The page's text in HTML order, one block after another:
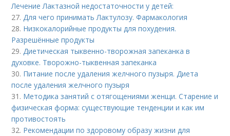
Лечение Лактазной недостаточности у детей:
27.Для чего принимать Лактулозу. Фармакология
28. Низкокалорийные продукты для похудения.
Разрешённые продукты
29.Диетическая тыквенно-творожная запеканка в
духовке. Творожно-тыквенная запеканка
30. Питание после удаления желчного пузыря. Диета
после удаления желчного пузыря
31. Методика занятий с отягощениями женщи. Старение и
физическая форма: существующие тенденции и как им
противостоять
32. Рекомендации по здоровому образу жизни для